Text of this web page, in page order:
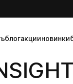
блогакцииновинки